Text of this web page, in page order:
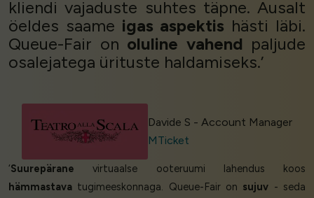
kliendi vajaduste suhtes täpne. Ausalt
öeldes saame igas aspektis hästi läbi.
Queue-Fair on oluline vahend paljude
osalejatega ürituste haldamiseks.’
Davide S - Account Manager
MTicket
‘Suurepärane virtuaalse ooteruumi lahendus koos
hämmastava tugimeeskonnaga. Queue-Fair on sujuv - seda